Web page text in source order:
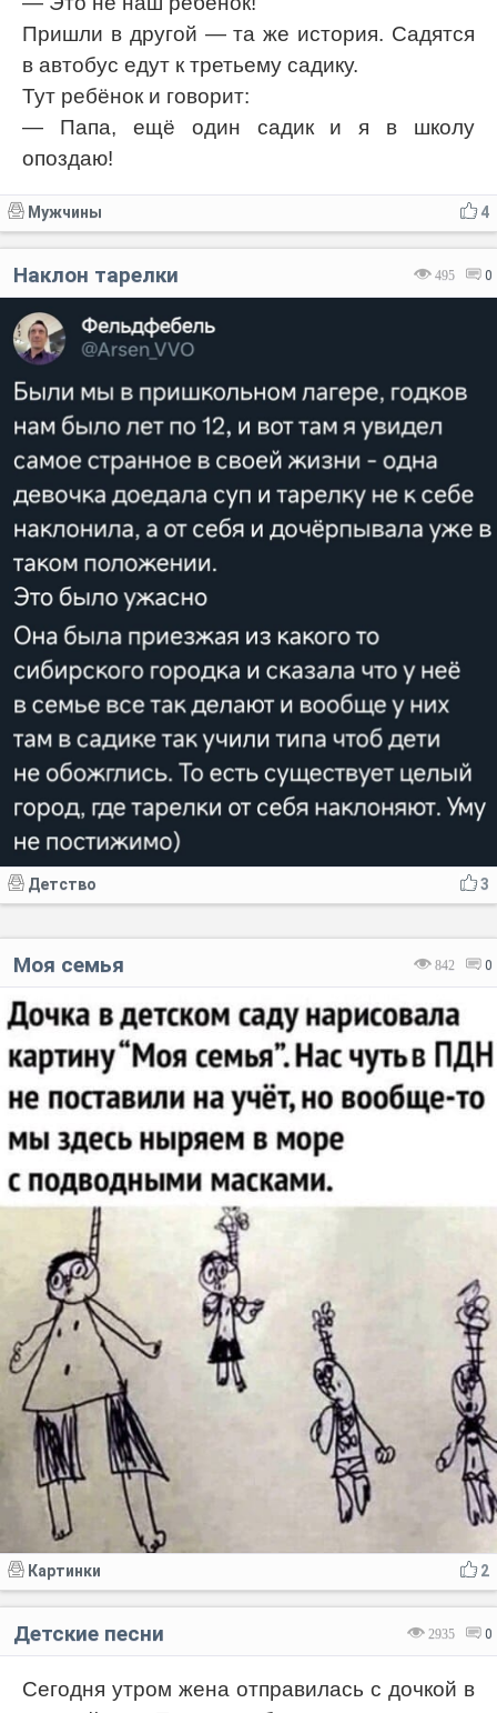
Пришли в другой — та же история. Садятся
в автобус едут к третьему садику.
Тут ребёнок и говорит:
— Папа, ещё один садик и я в школу
опоздаю!
4
Мужчины
495 0
Наклон тарелки
3
Детство
842 0
Моя семья
2
Картинки
2935 0
Детские песни
Сегодня утром жена отправилась с дочкой в